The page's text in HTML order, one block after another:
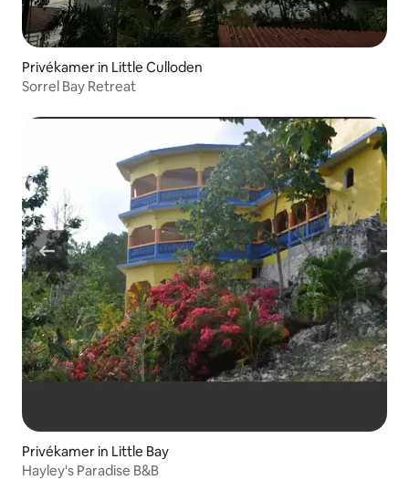
Privékamer in Little Culloden
Sorrel Bay Retreat
Privékamer in Little Bay
Hayley's Paradise B&B